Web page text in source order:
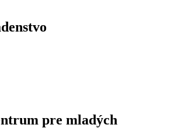
pre mladých